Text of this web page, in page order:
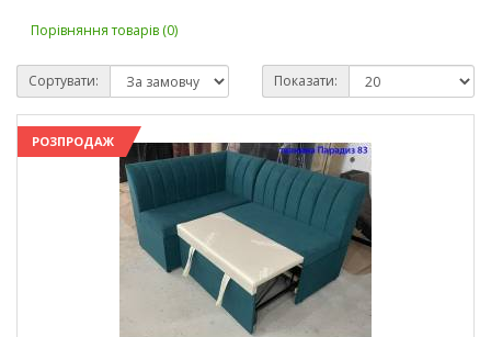
Порівняння товарів (0)
Сортувати: Показати:
РОЗПРОДАЖ